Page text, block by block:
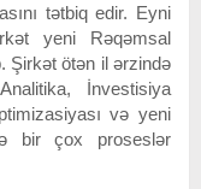
tətbiq edir. Eyni
yeni Rəqəmsal
Şirkət ötən il ərzində
İnvestisiya
və yeni
bir çox proseslər